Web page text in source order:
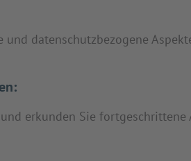
datenschutzbezogene
erkunden Sie